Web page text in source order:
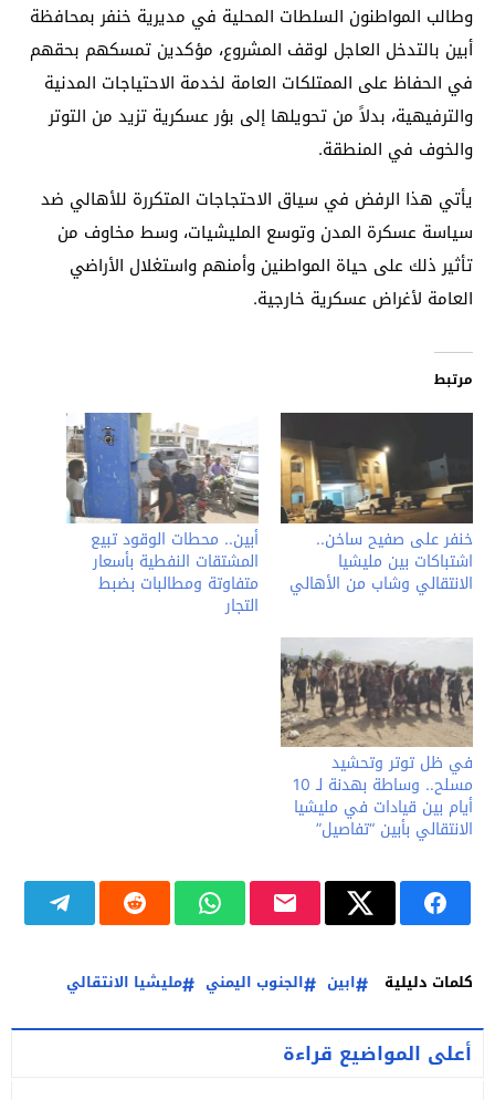
وطالب المواطنون السلطات المحلية في مديرية خنفر بمحافظة
أبين بالتدخل العاجل لوقف المشروع، مؤكدين تمسكهم بحقهم
في الحفاظ على الممتلكات العامة لخدمة الاحتياجات المدنية
والترفيهية، بدلاً من تحويلها إلى بؤر عسكرية تزيد من التوتر
والخوف في المنطقة.
يأتي هذا الرفض في سياق الاحتجاجات المتكررة للأهالي ضد
سياسة عسكرة المدن وتوسع المليشيات، وسط مخاوف من
تأثير ذلك على حياة المواطنين وأمنهم واستغلال الأراضي
العامة لأغراض عسكرية خارجية.
مرتبط
خنفر على صفيح ساخن..
اشتباكات بين مليشيا
الانتقالي وشاب من الأهالي
أبين.. محطات الوقود تبيع
المشتقات النفطية بأسعار
متفاوتة ومطالبات بضبط
التجار
في ظل توتر وتحشيد
مسلح.. وساطة بهدنة لـ 10
أيام بين قيادات في مليشيا
الانتقالي بأبين “تفاصيل”
كلمات دليلية ابين الجنوب اليمني مليشيا الانتقالي
أعلى المواضيع قراءة